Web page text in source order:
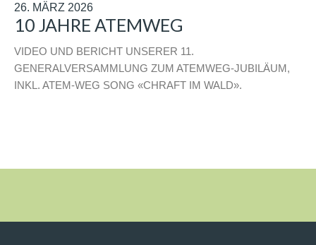
26. MÄRZ 2026
10 JAHRE ATEMWEG
VIDEO UND BERICHT UNSERER 11.
GENERALVERSAMMLUNG ZUM ATEMWEG-JUBILÄUM,
INKL. ATEM-WEG SONG «CHRAFT IM WALD».